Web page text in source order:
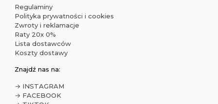
Regulaminy
Polityka prywatności i cookies
Zwroty i reklamacje
Raty 20x 0%
Lista dostawców
Koszty dostawy
Znajdź nas na:
→ INSTAGRAM
→ FACEBOOK